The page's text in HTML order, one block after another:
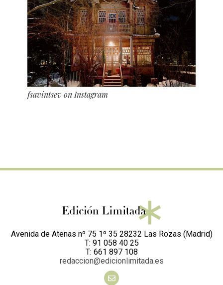
fsavintsev on Instagram
Avenida de Atenas nº 75 1º 35 28232 Las Rozas (Madrid)
T: 91 058 40 25
T: 661 897 108
redaccion@edicionlimitada.es